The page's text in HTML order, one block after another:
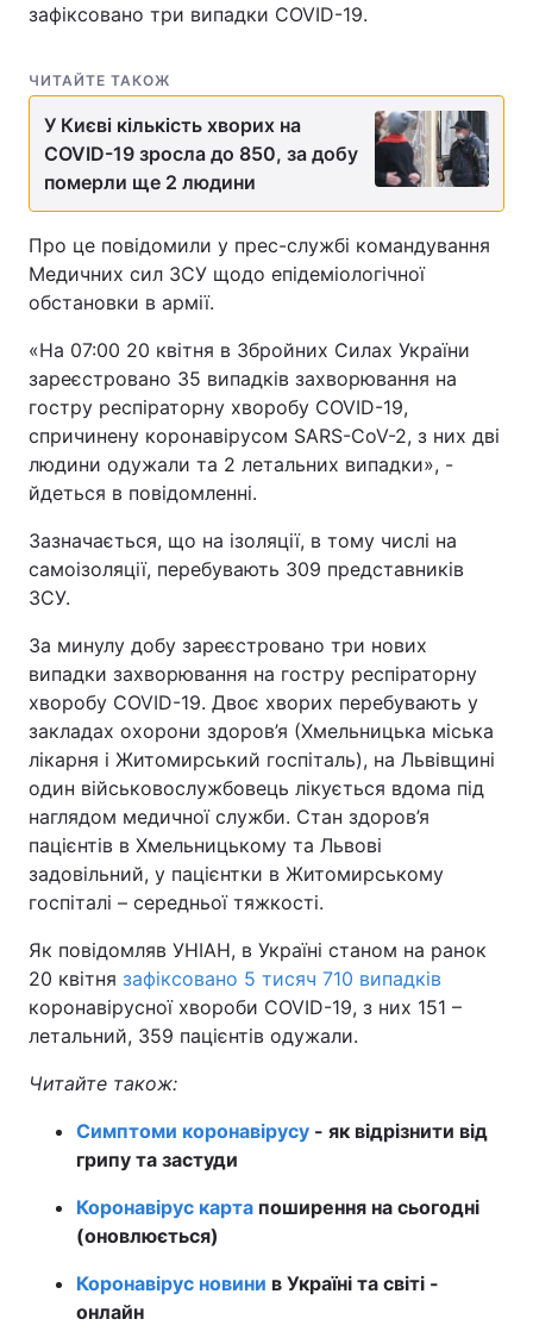
зафіксовано три випадки COVID-19.
ЧИТАЙТЕ ТАКОЖ
У Києві кількість хворих на
COVID-19 зросла до 850, за добу
померли ще 2 людини
Про це повідомили у прес-службі командування
Медичних сил ЗСУ щодо епідеміологічної
обстановки в армії.
«На 07:00 20 квітня в Збройних Силах України
зареєстровано 35 випадків захворювання на
гостру респіраторну хворобу COVID-19,
спричинену коронавірусом SARS-CoV-2, з них дві
людини одужали та 2 летальних випадки», -
йдеться в повідомленні.
Зазначається, що на ізоляції, в тому числі на
самоізоляції, перебувають 309 представників
ЗСУ.
За минулу добу зареєстровано три нових
випадки захворювання на гостру респіраторну
хворобу COVID-19. Двоє хворих перебувають у
закладах охорони здоров’я (Хмельницька міська
лікарня і Житомирський госпіталь), на Львівщині
один військовослужбовець лікується вдома під
наглядом медичної служби. Стан здоров’я
пацієнтів в Хмельницькому та Львові
задовільний, у пацієнтки в Житомирському
госпіталі – середньої тяжкості.
Як повідомляв УНІАН, в Україні станом на ранок
20 квітня зафіксовано 5 тисяч 710 випадків
коронавірусної хвороби COVID-19, з них 151 –
летальний, 359 пацієнтів одужали.
Читайте також:
Симптоми коронавірусу - як відрізнити від
грипу та застуди
Коронавірус карта поширення на сьогодні
(оновлюється)
Коронавірус новини в Україні та світі -
онлайн